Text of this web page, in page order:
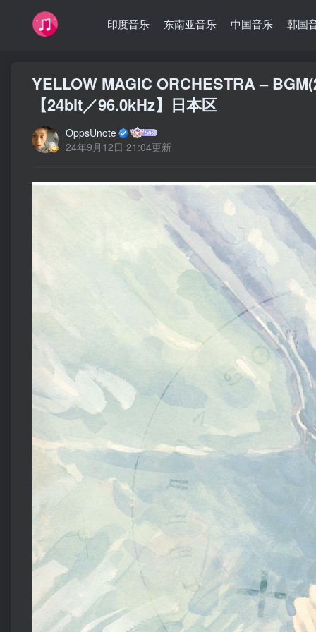
印度音乐 东南亚音乐 中国音乐 韩国
YELLOW MAGIC ORCHESTRA –
【24bit／96.0kHz】日本区
OppsUnote
24年9月12日 21:04更新